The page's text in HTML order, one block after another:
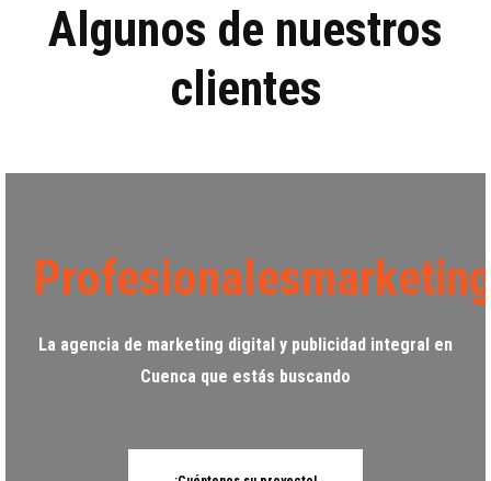
Algunos de nuestros
clientes
Profesionalesmarketing
La agencia de marketing digital y publicidad integral en
Cuenca que estás buscando